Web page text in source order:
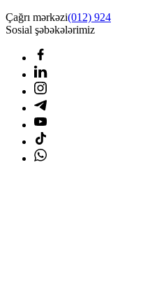
Çağrı mərkəzi(012) 924
Sosial şəbəkələrimiz